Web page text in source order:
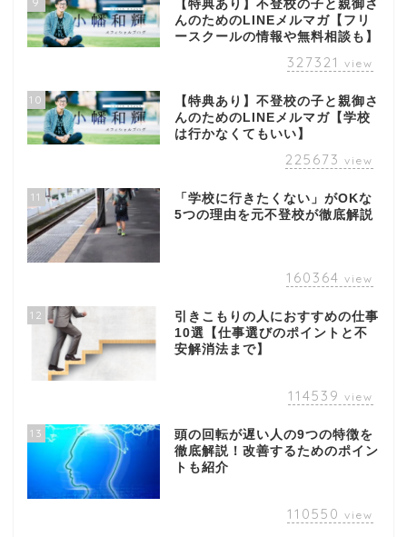
【特典あり】不登校の子と親御さ
んのためのLINEメルマガ【フリ
ースクールの情報や無料相談も】
327321 view
10
【特典あり】不登校の子と親御さ
んのためのLINEメルマガ【学校
は行かなくてもいい】
225673 view
11
「学校に行きたくない」がOKな
5つの理由を元不登校が徹底解説
160364 view
12
引きこもりの人におすすめの仕事
10選【仕事選びのポイントと不
安解消法まで】
114539 view
13
頭の回転が遅い人の9つの特徴を
徹底解説！改善するためのポイン
トも紹介
110550 view